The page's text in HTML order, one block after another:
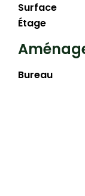
Surface
Étage
Bureau